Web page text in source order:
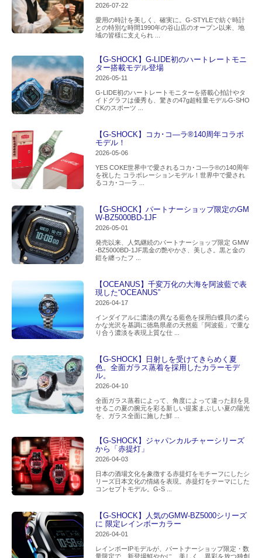
2026-07-22
愛用の時計を美しく、確実に。G-STYLEで紡ぐ時計
との特別な時間1990年の谷山店のオープン以来、地
域の皆様に支えられ ...
【G-SHOCK】G-LIDE初のハートレートモニ
ター搭載モデル登場
2026-05-11
G-LIDE初のハートレートモニターを搭載心拍計やタ
イドグラフは優秀も、驚きの47g超軽量モデルG-SHO
CKのスポーツ ...
【G-SHOCK】コカ･コ―ラ®140周年コラボ
モデル！
2026-05-06
YES COKE世界中で愛されるコカ･コ―ラ®の140周年
を祝した コラボレーションモデル！世界中で愛され
るコカ･コ―ラ ...
【G-SHOCK】パートナーショップ限定のGM
W-BZ5000BD-1JF
2026-05-01
発売以来、人気継続のパートナーショップ限定 GMW
-BZ5000BD-1JF黒金の艶やかさ、美しさ。黒と金の
鎧を纏ったフ ...
【OCEANUS】千変万化の大海を阿波藍で表
現した“OCEANUS”
2026-04-17
インダイアルに濃淡の異なる藍色を採用白蝶貝の柔ら
かな光沢を基調に徳島県産の天然藍「阿波藍」で重な
り合う濃淡を表現上質な仕 ...
【G-SHOCK】日射しを受けてきらめく夏
色。全面ガラス蒸着を採用したカラーモデ
ル。
2026-04-10
全面ガラス蒸着によって、角度によって違った顔を見
せるこの夏の腕元を彩る新しい提案まぶしい夏の陽光
を、ガラス全面に施した鮮 ...
【G-SHOCK】ジャパンカルチャーシリーズ
から「赤提灯」
2026-04-03
日本の酒場文化を象徴する赤提灯をモチーフにしたシ
リーズ日本文化の情緒を表現。赤提灯をテーマにした
コンセプトモデル。G-S ...
【G-SHOCK】人気のGMW-BZ5000シリーズ
に 限定レインボーカラー
2026-04-01
レインボーIPモデルが、パートナーショップ限定・数
量限定で、新登場鮮やかに、美しく。異彩を放つ独創